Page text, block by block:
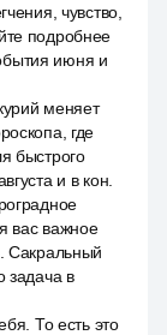
чувство,
подробнее
июня и
меняет
где
быстрого
и в кон.
вас важное
Сакральный
задача в
То есть это